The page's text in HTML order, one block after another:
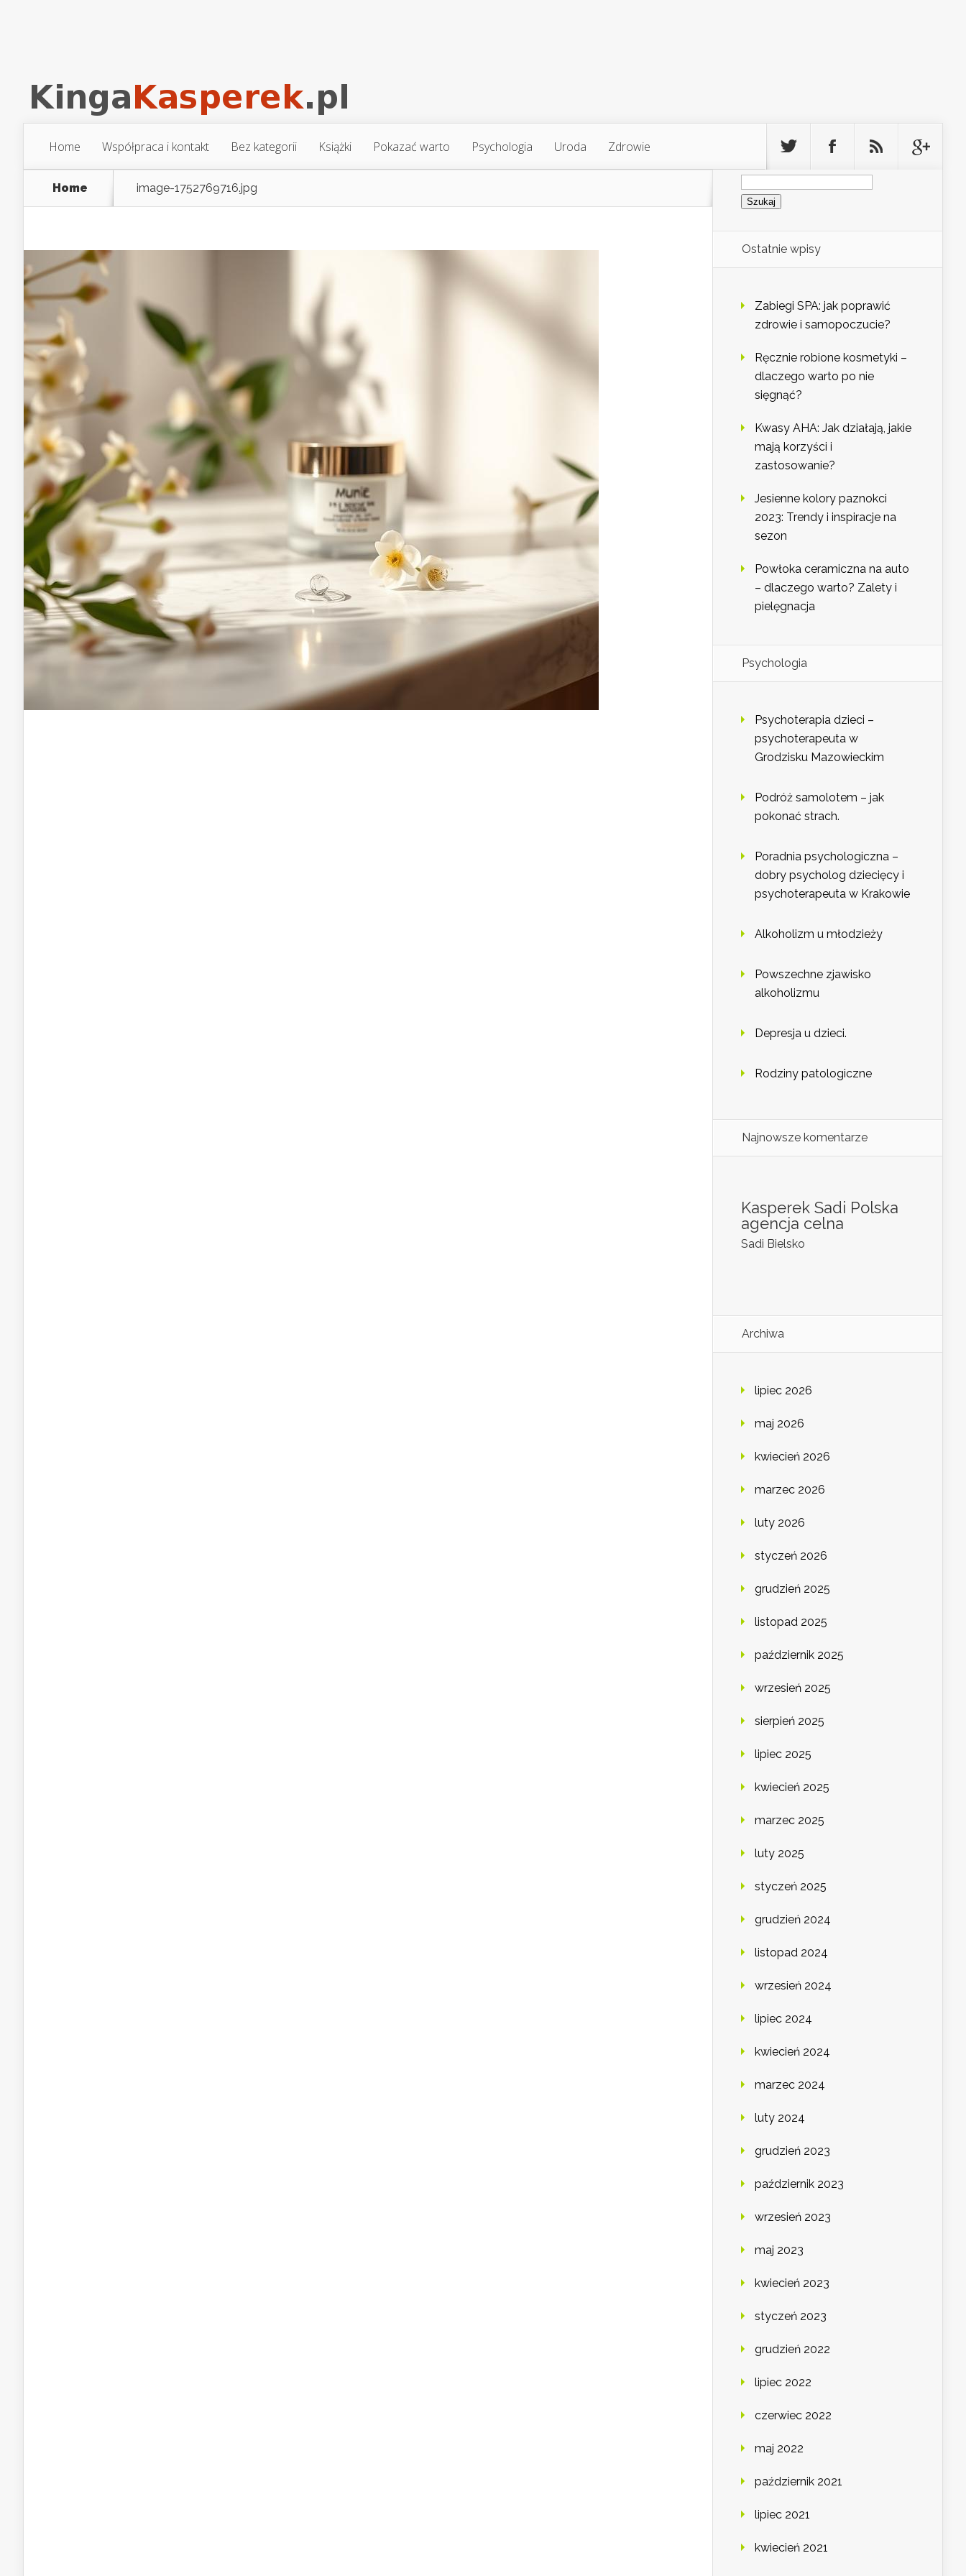
Home Współpraca i kontakt Bez kategorii Książki Pokazać warto Psychologia Uroda Zdrowie
Home image-1752769716.jpg
Szukaj:
Ostatnie wpisy
Zabiegi SPA: jak poprawić
zdrowie i samopoczucie?
Ręcznie robione kosmetyki –
dlaczego warto po nie
sięgnąć?
Kwasy AHA: Jak działają, jakie
mają korzyści i
zastosowanie?
Jesienne kolory paznokci
2023: Trendy i inspiracje na
sezon
Powłoka ceramiczna na auto
– dlaczego warto? Zalety i
pielęgnacja
Psychologia
Psychoterapia dzieci –
psychoterapeuta w
Grodzisku Mazowieckim
Podróż samolotem – jak
pokonać strach.
Poradnia psychologiczna –
dobry psycholog dziecięcy i
psychoterapeuta w Krakowie
Alkoholizm u młodzieży
Powszechne zjawisko
alkoholizmu
Depresja u dzieci.
Rodziny patologiczne
Najnowsze komentarze
Kasperek Sadi Polska
agencja celna
Sadi Bielsko
Archiwa
lipiec 2026
maj 2026
kwiecień 2026
marzec 2026
luty 2026
styczeń 2026
grudzień 2025
listopad 2025
październik 2025
wrzesień 2025
sierpień 2025
lipiec 2025
kwiecień 2025
marzec 2025
luty 2025
styczeń 2025
grudzień 2024
listopad 2024
wrzesień 2024
lipiec 2024
kwiecień 2024
marzec 2024
luty 2024
grudzień 2023
październik 2023
wrzesień 2023
maj 2023
kwiecień 2023
styczeń 2023
grudzień 2022
lipiec 2022
czerwiec 2022
maj 2022
październik 2021
lipiec 2021
kwiecień 2021